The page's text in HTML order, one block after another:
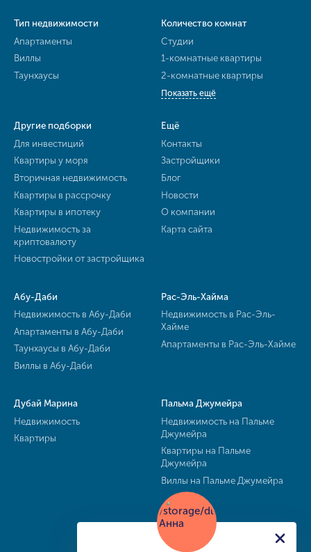
Тип недвижимости
Апартаменты
Виллы
Таунхаусы
Количество комнат
Студии
1-комнатные квартиры
2-комнатные квартиры
Показать ещё
Другие подборки
Для инвестиций
Квартиры у моря
Вторичная недвижимость
Квартиры в рассрочку
Квартиры в ипотеку
Недвижимость за
криптовалюту
Новостройки от застройщика
Ещё
Контакты
Застройщики
Блог
Новости
О компании
Карта сайта
Абу-Даби
Недвижимость в Абу-Даби
Апартаменты в Абу-Даби
Таунхаусы в Абу-Даби
Виллы в Абу-Даби
Рас-Эль-Хайма
Недвижимость в Рас-Эль-
Хайме
Апартаменты в Рас-Эль-Хайме
Дубай Марина
Недвижимость
Квартиры
Пальма Джумейра
Недвижимость на Пальме
Джумейра
Квартиры на Пальме
Джумейра
Виллы на Пальме Джумейра